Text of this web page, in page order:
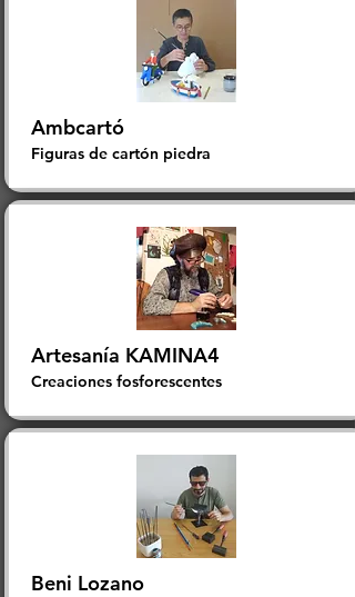
Ambcartó
Figuras de cartón piedra
Artesanía KAMINA4
Creaciones fosforescentes
Beni Lozano